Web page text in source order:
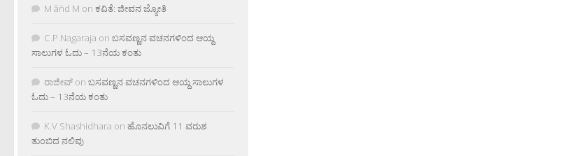
M âñd M on ಕವಿತೆ: ಜೀವನ ಜ್ಯೋತಿ
C.P.Nagaraja on ಬಸವಣ್ಣನ ವಚನಗಳಿಂದ ಆಯ್ದ
ಸಾಲುಗಳ ಓದು – 13ನೆಯ ಕಂತು
ರಾಜೀವ್ on ಬಸವಣ್ಣನ ವಚನಗಳಿಂದ ಆಯ್ದ ಸಾಲುಗಳ
ಓದು – 13ನೆಯ ಕಂತು
K.V Shashidhara on ಹೊನಲುವಿಗೆ 11 ವರುಶ
ತುಂಬಿದ ನಲಿವು